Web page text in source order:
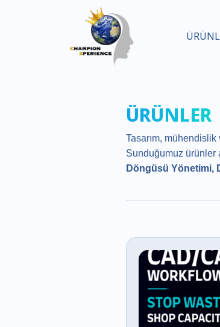
ÜRÜNLER
Tasarım,
Sunduğumuz ürünler
Döngüsü Yönetimi,